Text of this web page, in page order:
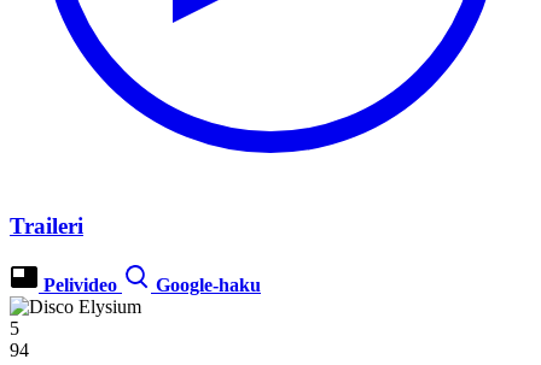
Traileri
Pelivideo Google-haku
5
94